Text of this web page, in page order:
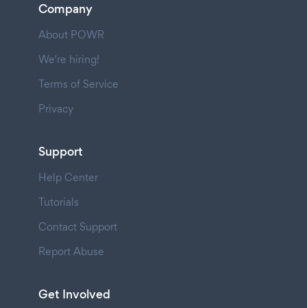
Company
About POWR
We're hiring!
Terms of Service
Privacy
Support
Help Center
Tutorials
Contact Support
Report Abuse
Get Involved